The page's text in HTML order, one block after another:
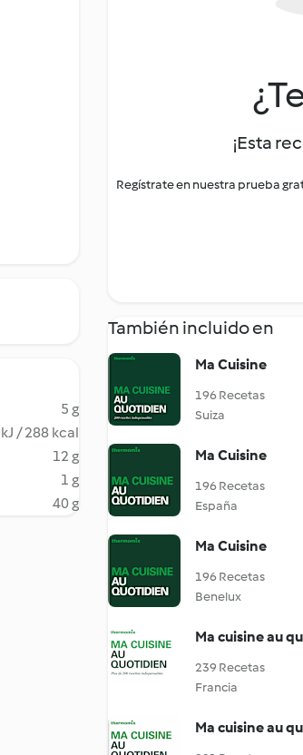
5 g
/ 288 kcal
12 g
1 g
40 g
¡Esta
Regístrate en nuestra prueba
También incluido en
Ma Cuisine
196 Recetas
Suiza
Ma Cuisine
196 Recetas
España
Ma Cuisine
196 Recetas
Benelux
Ma cuisine au
239 Recetas
Francia
Ma cuisine au